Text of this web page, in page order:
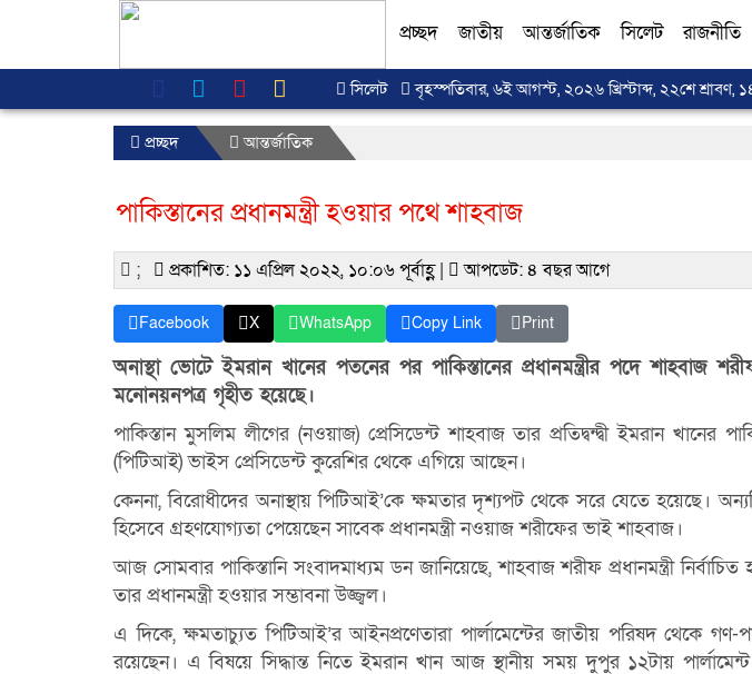
প্রচ্ছদ জাতীয় আন্তর্জাতিক সিলেট রাজনীতি
সিলেট বৃহস্পতিবার, ৬ই আগস্ট, ২০২৬ খ্রিস্টাব্দ, ২২শে শ্রাবণ,
প্রচ্ছদ আন্তর্জাতিক
পাকিস্তানের প্রধানমন্ত্রী হওয়ার পথে শাহবাজ
; প্রকাশিত: ১১ এপ্রিল ২০২২, ১০:০৬ পূর্বাহ্ণ | আপডেট: ৪ বছর আগে
Facebook X WhatsApp Copy Link Print
অনাস্থা ভোটে ইমরান খানের পতনের পর পাকিস্তানের প্রধানমন্ত্রীর পদে শাহবাজ
মনোনয়নপত্র গৃহীত হয়েছে।
পাকিস্তান মুসলিম লীগের (নওয়াজ) প্রেসিডেন্ট শাহবাজ তার প্রতিদ্বন্দ্বী ইমরান খানের
(পিটিআই) ভাইস প্রেসিডেন্ট কুরেশির থেকে এগিয়ে আছেন।
কেননা, বিরোধীদের অনাস্থায় পিটিআই’কে ক্ষমতার দৃশ্যপট থেকে সরে যেতে হয়েছে।
হিসেবে গ্রহণযোগ্যতা পেয়েছেন সাবেক প্রধানমন্ত্রী নওয়াজ শরীফের ভাই শাহবাজ।
আজ সোমবার পাকিস্তানি সংবাদমাধ্যম ডন জানিয়েছে, শাহবাজ শরীফ প্রধানমন্ত্রী
তার প্রধানমন্ত্রী হওয়ার সম্ভাবনা উজ্জ্বল।
এ দিকে, ক্ষমতাচ্যুত পিটিআই’র আইনপ্রণেতারা পার্লামেন্টের জাতীয় পরিষদ থেকে গণ-
রয়েছেন। এ বিষয়ে সিদ্ধান্ত নিতে ইমরান খান আজ স্থানীয় সময় দুপুর ১২টায় পার্লামেন্ট